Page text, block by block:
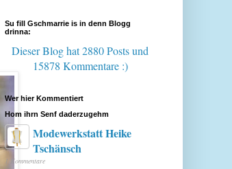
Su fill Gschmarrie is in denn Blogg
drinna:
Dieser Blog hat 2880 Postsund
15878 Kommentare :)
Wer hier Kommentiert
Hom ihrn Senf daderzugehm
Modewerkstatt Heike
Tschänsch
1 Kommentare